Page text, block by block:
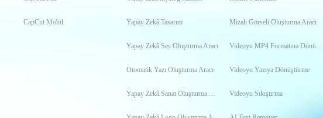
CapCut Mobil Yapay Zekâ Tasarım
Yapay Zekâ Ses Oluşturma Aracı
Otomatik Yazı Oluşturma Aracı
Yapay Zekâ Sanat Oluşturma Aracı
Mizah Görseli Oluşturma Aracı
Videoyu MP4 Formatına Dönüştürme
Videoyu Yazıya Dönüştürme
Videoyu Sıkıştırma